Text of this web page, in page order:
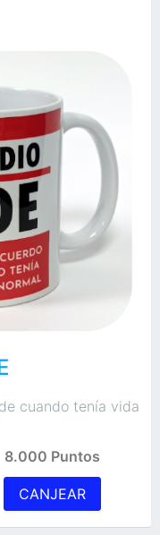
cuando tenía vida
8.000 Puntos
CANJEAR